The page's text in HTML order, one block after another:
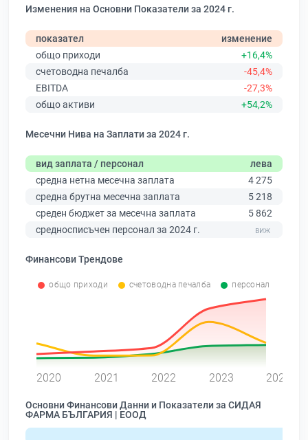
Изменения на Основни Показатели за 2024 г.
показател
изменение
общо приходи
+16,4%
счетоводна печалба
-45,4%
EBITDA
-27,3%
общо активи
+54,2%
Месечни Нива на Заплати за 2024 г.
вид заплата / персонал
лева
средна нетна месечна заплата
4 275
средна брутна месечна заплата
5 218
среден бюджет за месечна заплата
5 862
средносписъчен персонал за 2024 г.
Финансови Трендове
общо приходи счетоводна печалба персонал
2020 2021 2022 2023 2024
Основни Финансови Данни и Показатели за СИДАЯ
ФАРМА БЪЛГАРИЯ | ЕООД